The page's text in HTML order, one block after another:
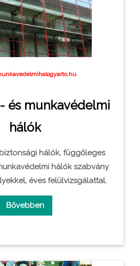
és munkavédelmi
hálók
hálók, függőleges
hálók szabvány
éves felülvizsgálattal.
Bővebben